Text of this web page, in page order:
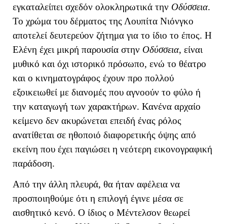
εγκαταλείπει σχεδόν ολοκληρωτικά την Οδύσσεια.
Το χρώμα του δέρματος της Λουπίτα Νιόνγκο
αποτελεί δευτερεύον ζήτημα για το ίδιο το έπος. Η
Ελένη έχει μικρή παρουσία στην Οδύσσεια, είναι
μυθικό και όχι ιστορικό πρόσωπο, ενώ το θέατρο
και ο κινηματογράφος έχουν προ πολλού
εξοικειωθεί με διανομές που αγνοούν το φύλο ή
την καταγωγή των χαρακτήρων. Κανένα αρχαίο
κείμενο δεν ακυρώνεται επειδή ένας ρόλος
ανατίθεται σε ηθοποιό διαφορετικής όψης από
εκείνη που έχει παγιώσει η νεότερη εικονογραφική
παράδοση.
Από την άλλη πλευρά, θα ήταν αφέλεια να
προσποιηθούμε ότι η επιλογή έγινε μέσα σε
αισθητικό κενό. Ο ίδιος ο Μέντελσον θεωρεί